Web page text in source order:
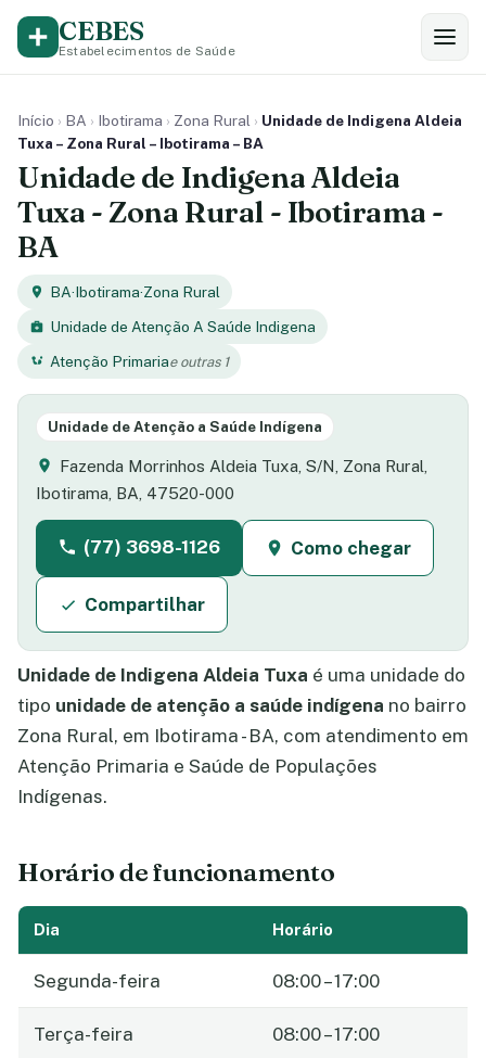
CEBES
Estabelecimentos de Saúde
Início › BA › Ibotirama › Zona Rural › Unidade de Indigena Aldeia
Tuxa – Zona Rural – Ibotirama – BA
Unidade de Indigena Aldeia
Tuxa - Zona Rural - Ibotirama -
BA
BA·Ibotirama·Zona Rural
Unidade de Atenção A Saúde Indigena
Atenção Primariae outras 1
Unidade de Atenção a Saúde Indígena
Fazenda Morrinhos Aldeia Tuxa, S/N, Zona Rural,
Ibotirama, BA, 47520-000
(77) 3698-1126 Como chegar
Compartilhar
Unidade de Indigena Aldeia Tuxa é uma unidade do
tipo unidade de atenção a saúde indígena no bairro
Zona Rural, em Ibotirama - BA, com atendimento em
Atenção Primaria e Saúde de Populações
Indígenas.
Horário de funcionamento
Dia Horário
Segunda-feira 08:00 – 17:00
Terça-feira 08:00 – 17:00